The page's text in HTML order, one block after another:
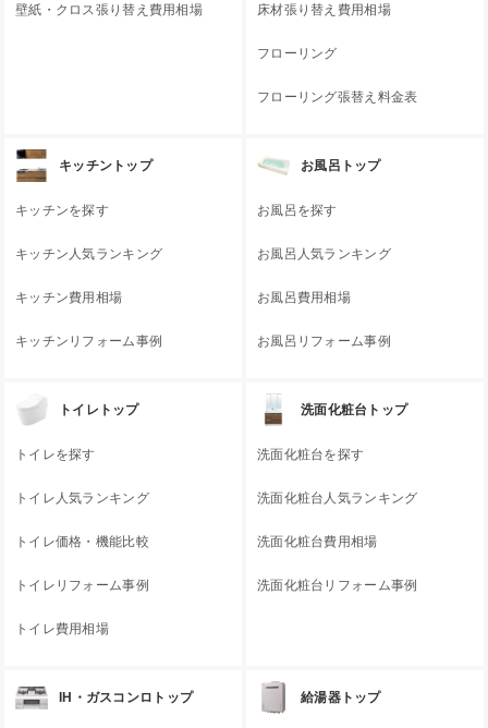
壁紙・クロス張り替え費用相場 床材張り替え費用相場
フローリング
フローリング張替え料金表
キッチントップ
キッチンを探す
キッチン人気ランキング
キッチン費用相場
キッチンリフォーム事例
お風呂トップ
お風呂を探す
お風呂人気ランキング
お風呂費用相場
お風呂リフォーム事例
トイレトップ
トイレを探す
トイレ人気ランキング
トイレ価格・機能比較
トイレリフォーム事例
トイレ費用相場
洗面化粧台トップ
洗面化粧台を探す
洗面化粧台人気ランキング
洗面化粧台費用相場
洗面化粧台リフォーム事例
IH・ガスコンロトップ 給湯器トップ